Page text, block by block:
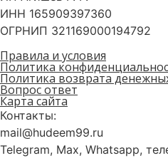
ИНН 165909397360
ОГРНИП 321169000194792
Правила и условия
Политика
Политика возврата
Вопрос ответ
Карта сайта
Контакты:
mail@hudeem99.ru
Telegram, Max, Whatsapp,